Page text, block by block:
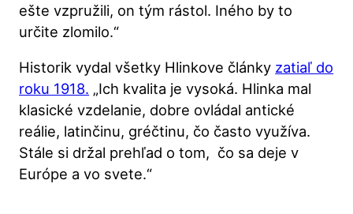
ešte vzpružili, on tým rástol. Iného by to
určite zlomilo.“
Historik vydal všetky Hlinkove články zatiaľ do
roku 1918. „Ich kvalita je vysoká. Hlinka mal
klasické vzdelanie, dobre ovládal antické
reálie, latinčinu, gréčtinu, čo často využíva.
Stále si držal prehľad o tom, čo sa deje v
Európe a vo svete.“